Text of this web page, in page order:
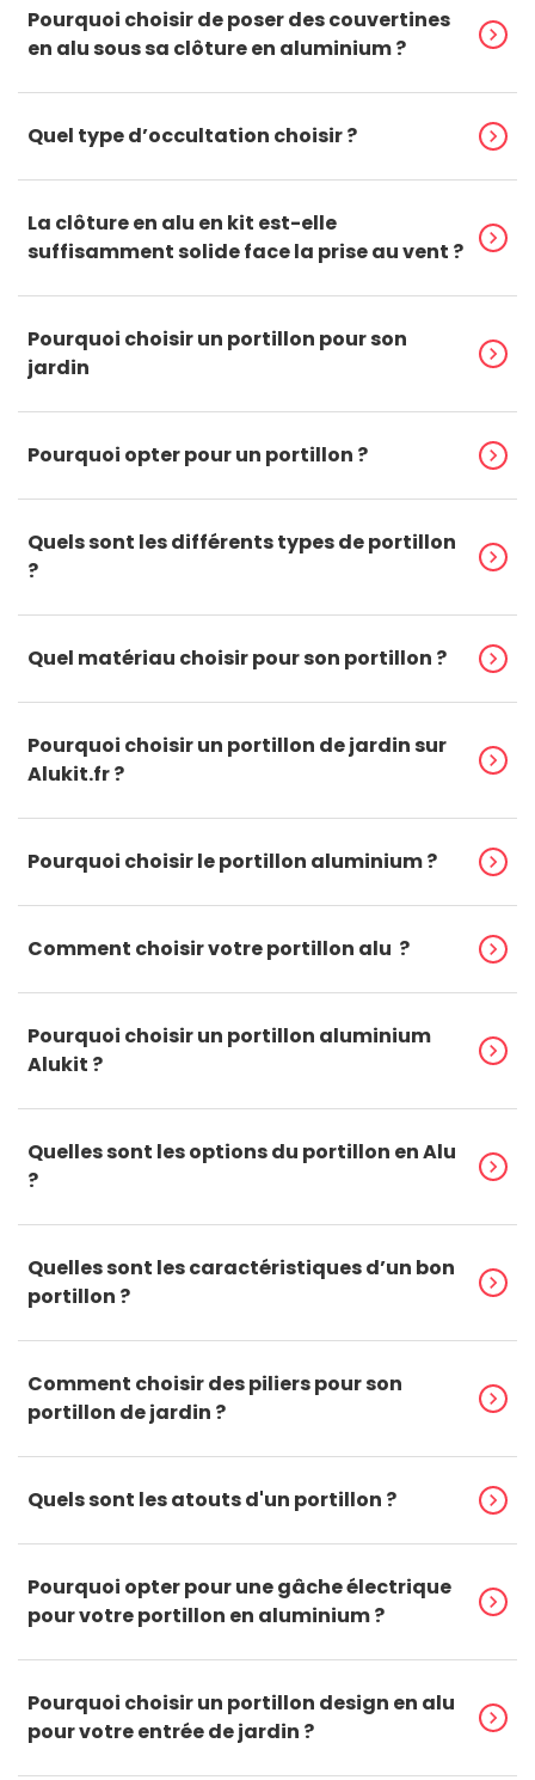
Pourquoi choisir de poser des couvertines
en alu sous sa clôture en aluminium ?
chevron_right
Quel type d’occultation choisir ? chevron_right
La clôture en alu en kit est-elle
suffisamment solide face la prise au vent ?
chevron_right
Pourquoi choisir un portillon pour son
jardin
chevron_right
Pourquoi opter pour un portillon ? chevron_right
Quels sont les différents types de portillon
?
chevron_right
Quel matériau choisir pour son portillon ? chevron_right
Pourquoi choisir un portillon de jardin sur
Alukit.fr ?
chevron_right
Pourquoi choisir le portillon aluminium ? chevron_right
Comment choisir votre portillon alu ? chevron_right
Pourquoi choisir un portillon aluminium
Alukit ?
chevron_right
Quelles sont les options du portillon en Alu
?
chevron_right
Quelles sont les caractéristiques d’un bon
portillon ?
chevron_right
Comment choisir des piliers pour son
portillon de jardin ?
chevron_right
Quels sont les atouts d'un portillon ? chevron_right
Pourquoi opter pour une gâche électrique
pour votre portillon en aluminium ?
chevron_right
Pourquoi choisir un portillon design en alu
pour votre entrée de jardin ?
chevron_right